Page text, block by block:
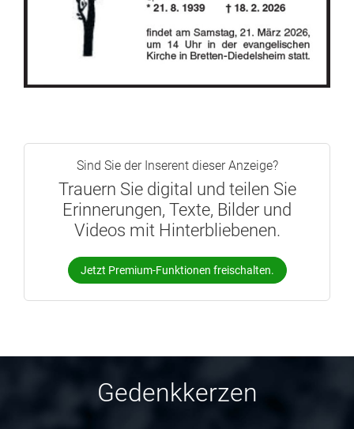
Sind Sie der Inserent dieser Anzeige?
Trauern Sie digital und teilen Sie
Erinnerungen, Texte, Bilder und
Videos mit Hinterbliebenen.
Jetzt Premium-Funktionen freischalten.
Gedenkkerzen